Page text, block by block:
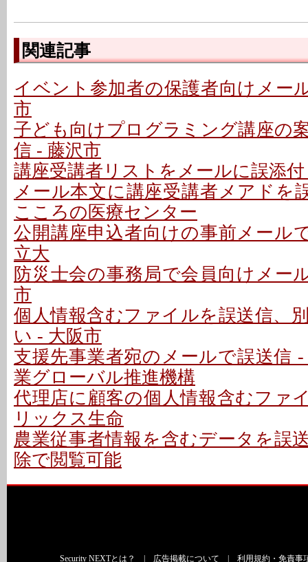
関連記事
イベント参加者の保護者向けメー
市
子ども向けプログラミング講座の
信 - 藤沢市
講座受講者リストをメールに誤添
メール本文に講座受講者メアドを
こころの医療センター
公開講座申込者向けの事前メール
立大
防災士会の事務局で会員向けメー
市
個人情報含むファイルを誤送信、
い - 大阪市
支援先事業者宛のメールで誤送信
業グローバル推進機構
代理店に顧客の個人情報含むファ
リックス生命
農業従事者情報を含むデータを誤
除で閲覧可能
Security NEXTとは？ 広告掲載について 利用規約・免責事